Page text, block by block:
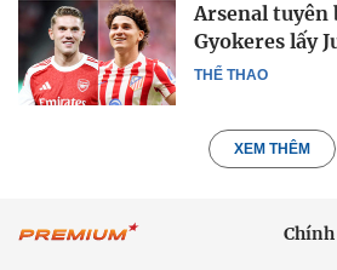
THỂ THAO
Arsenal tuyên
Gyokeres lấy
XEM THÊM